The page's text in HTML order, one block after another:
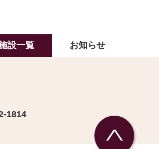
設一覧 お知らせ
1814